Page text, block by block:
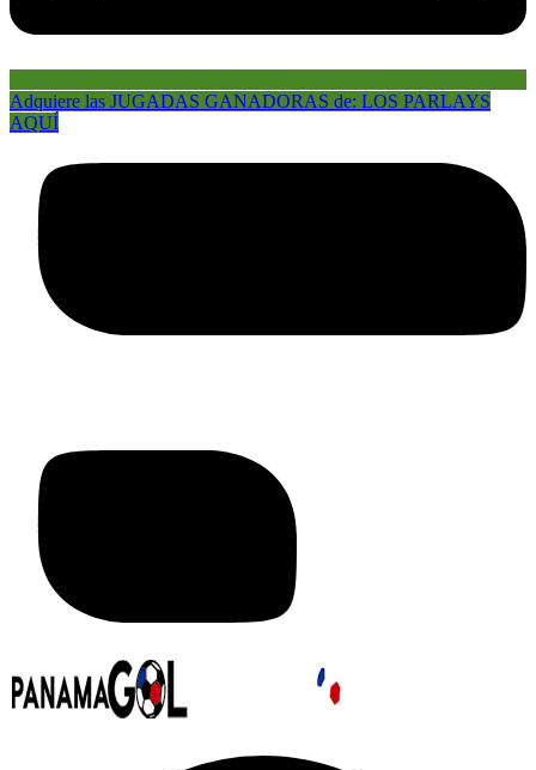
Adquiere las JUGADAS GANADORAS de: LOS PARLAYS
AQUÍ